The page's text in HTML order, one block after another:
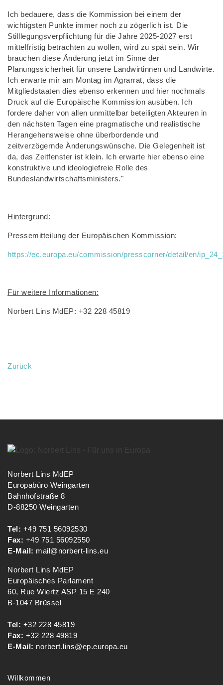
Ich bedauere, dass die Kommission bei einem der
wichtigsten Punkte immer noch zu zögerlich ist. Die
Stilllegungsverpflichtung für die Jahre 2025-2027 erst
mittelfristig betrachten zu wollen, wird zu spät sein. Wir
brauchen diese Änderung jetzt im Sinne der
Planungssicherheit für unsere Landwirtinnen und Landwirte.
Ich erwarte mir am Montag im Agrarrat, dass die
Mitgliedstaaten dies ebenso erkennen und hier nochmals
Druck auf die Europäische Kommission ausüben. Ich
fordere daher von allen unmittelbar beteiligten Akteuren in
den nächsten Tagen eine pragmatische und realistische
Herangehensweise ohne überbordende und
zeitverzögernde Änderungswünsche. Die Gelegenheit ist
da, das Zeitfenster ist klein. Ich erwarte hier ebenso eine
konstruktive und ideologiefreie Rolle des
Bundeslandwirtschaftsministers."
Hintergrund:
Pressemitteilung der Europäischen Kommission:
https://ec.europa.eu/commission/presscorner/detail/en/
Für weitere Informationen:
Norbert Lins MdEP: +32 228 45819
Zurück
Norbert Lins MdEP
Europabüro Weingarten
Bahnhofstraße 8
D-88250 Weingarten
Tel: +49 751 56092530
Fax: +49 751 56092550
E-Mail: mail@norbert-lins.eu
Norbert Lins MdEP
Europäisches Parlament
60, Rue Wiertz ASP 15 E 240
B-1047 Brüssel
Tel: +32 228 45819
Fax: +32 228 49819
E-Mail: norbert.lins@ep.europa.eu
Willkommen